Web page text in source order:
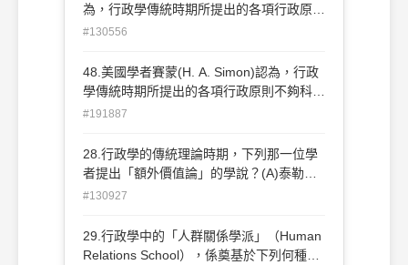
為，行政學傳統時期所提出的各項行政原則
不夠科學，那些原則不過是一些： (A)行政
論
#130556
48.美國學者賽蒙(H. A. Simon)認為，行政
學傳統時期所提出的各項行政原則不夠科
學，那些原則不過是一些： (A)行政事實
#191887
28.行政學的傳統理論時期，下列那一位學
者提出「額外價值論」的學說？(A)泰勒
（F. W.Taylor）(B)費堯（H. Fayol）(C)傅
Weber）
#130927
29.行政學中的「人群關係學派」（Human
Relations School），係奠基於下列何種研